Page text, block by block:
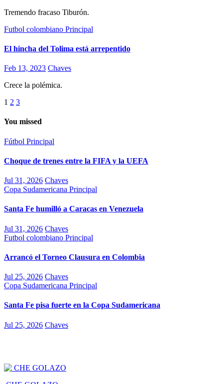
Tremendo fracaso Tiburón.
Futbol colombiano Principal
El hincha del Tolima está arrepentido
Feb 13, 2023 Chaves
Crece la polémica.
Paginación
de
1 2 3
You missed
Fútbol Principal
Choque de trenes entre la FIFA y la UEFA
Jul 31, 2026 Chaves
Copa Sudamericana Principal
Santa Fe humilló a Caracas en Venezuela
Jul 31, 2026 Chaves
Futbol colombiano Principal
Arrancó el Torneo Clausura en Colombia
Jul 25, 2026 Chaves
Copa Sudamericana Principal
Santa Fe pisa fuerte en la Copa Sudamericana
Jul 25, 2026 Chaves